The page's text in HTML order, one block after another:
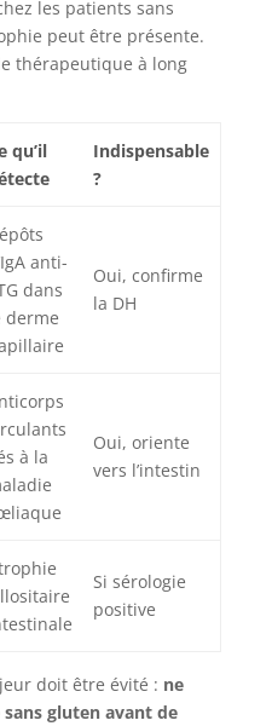
les patients sans
peut être présente.
thérapeutique à long
qu’il
Indispensable
?
anti-
dans
derme
Oui, confirme
la DH
à la
Oui, oriente
vers l’intestin
Si sérologie
positive
doit être évité : ne
gluten avant de